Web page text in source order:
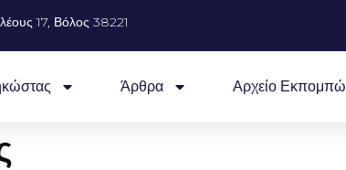
17, Βόλος 38221
Άρθρα Αρχείο